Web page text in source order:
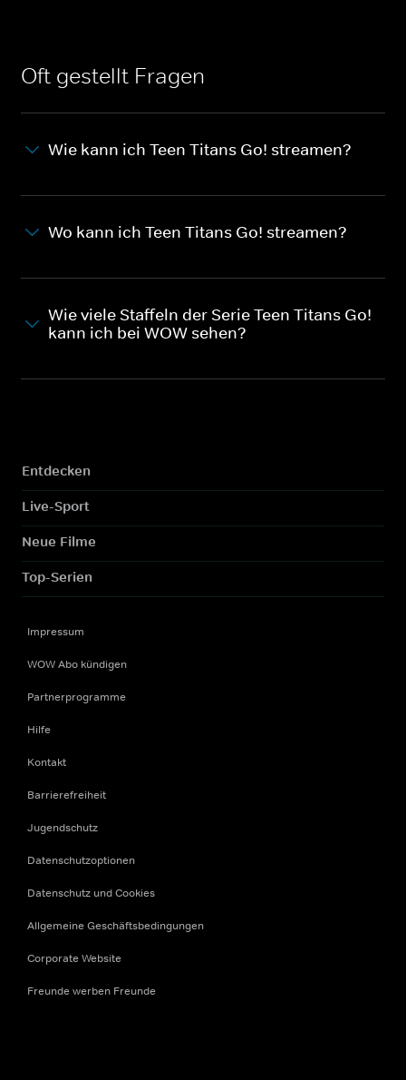
Oft gestellt Fragen
Wie kann ich Teen Titans Go! streamen?
Wo kann ich Teen Titans Go! streamen?
Wie viele Staffeln der Serie Teen Titans Go!
kann ich bei WOW sehen?
Entdecken
Live-Sport
Neue Filme
Top-Serien
Impressum
WOW Abo kündigen
Partnerprogramme
Hilfe
Kontakt
Barrierefreiheit
Jugendschutz
Datenschutzoptionen
Datenschutz und Cookies
Allgemeine Geschäftsbedingungen
Corporate Website
Freunde werben Freunde